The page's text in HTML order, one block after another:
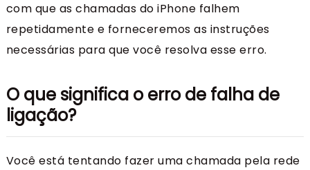
com que as chamadas do iPhone falhem
repetidamente e forneceremos as instruções
necessárias para que você resolva esse erro.
O que significa o erro de falha de
ligação?
Você está tentando fazer uma chamada pela rede